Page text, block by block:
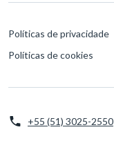
Políticas de privacidade
Políticas de cookies
+55 (51) 3025-2550